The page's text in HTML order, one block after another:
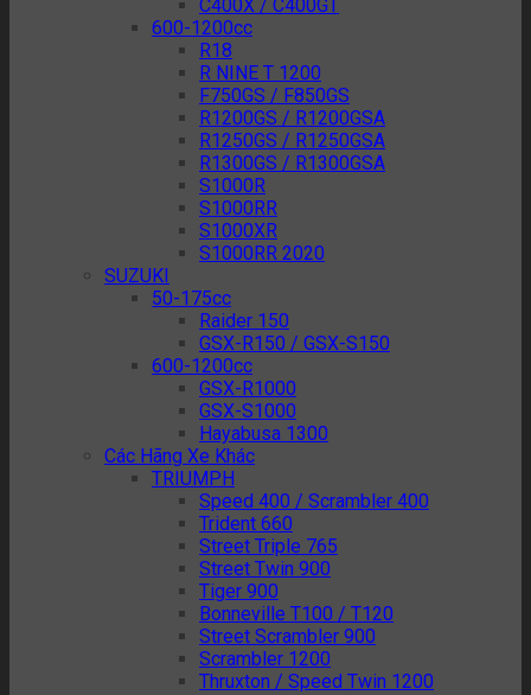
C400X / C400GT
600-1200cc
R18
R NINE T 1200
F750GS / F850GS
R1200GS / R1200GSA
R1250GS / R1250GSA
R1300GS / R1300GSA
S1000R
S1000RR
S1000XR
S1000RR 2020
SUZUKI
50-175cc
Raider 150
GSX-R150 / GSX-S150
600-1200cc
GSX-R1000
GSX-S1000
Hayabusa 1300
Các Hãng Xe Khác
TRIUMPH
Speed 400 / Scrambler 400
Trident 660
Street Triple 765
Street Twin 900
Tiger 900
Bonneville T100 / T120
Street Scrambler 900
Scrambler 1200
Thruxton / Speed Twin 1200